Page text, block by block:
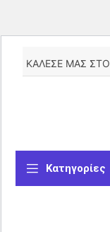
ΚΑΛΕΣΕ ΜΑΣ ΣΤΟ
Κατηγορίες